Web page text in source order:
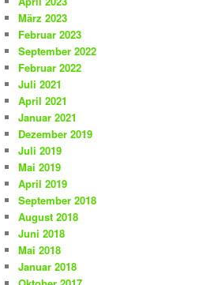
März 2023
Februar 2023
September 2022
Februar 2022
Juli 2021
April 2021
Januar 2021
Dezember 2019
Juli 2019
Mai 2019
April 2019
September 2018
August 2018
Juni 2018
Mai 2018
Januar 2018